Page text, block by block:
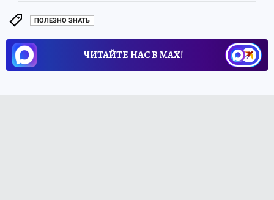
ПОЛЕЗНО ЗНАТЬ
ЧИТАЙТЕ НАС В МАХ!